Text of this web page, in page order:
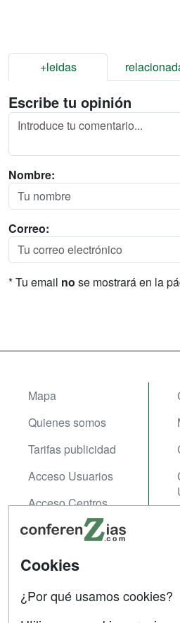
+leidas
Escribe tu opinión
Nombre:
Correo:
* Tu email no se mostrará en la
Mapa
Quienes somos
Tarifas publicidad
Acceso Usuarios
Acceso Centros
Contactar
Cookies
¿Por qué usamos cookies?